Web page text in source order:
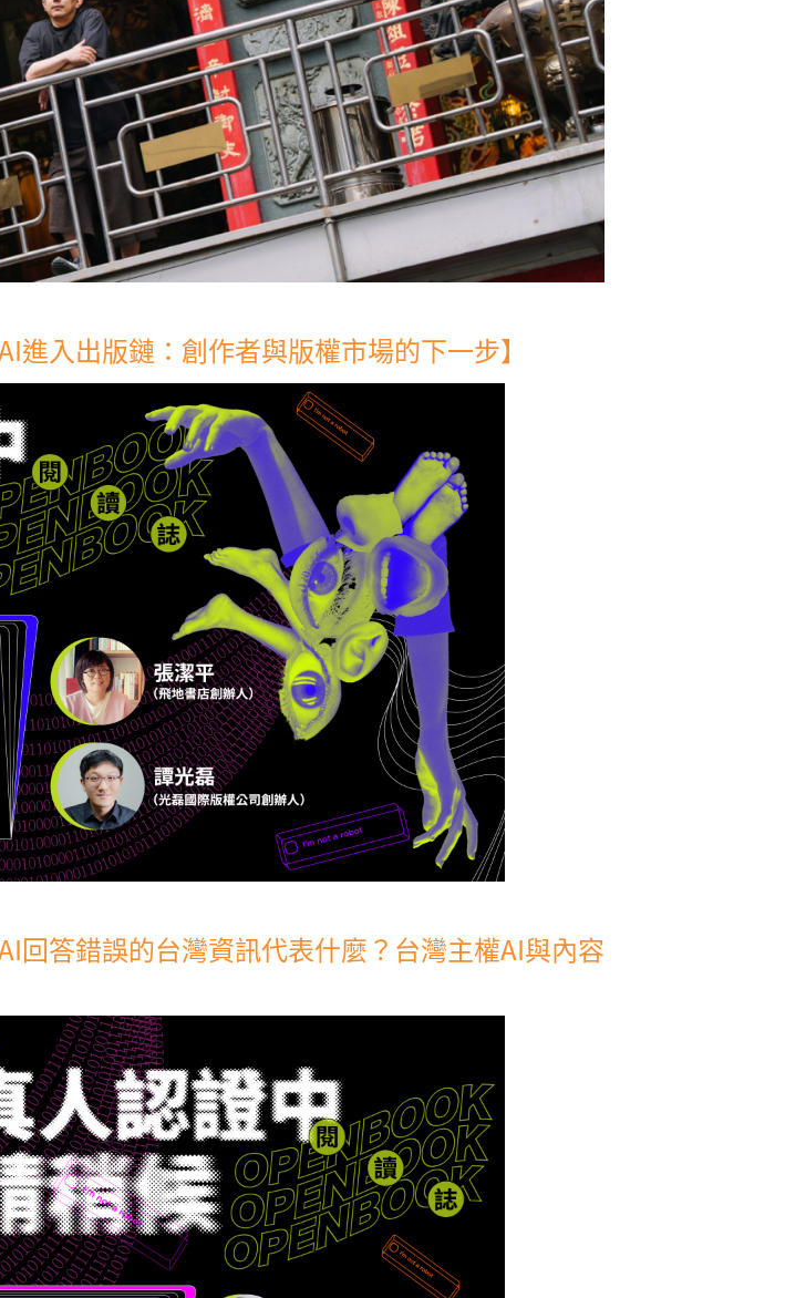
進入出版鏈：創作者與版權市場的下一步】
回答錯誤的台灣資訊代表什麼？台灣主權AI與內容